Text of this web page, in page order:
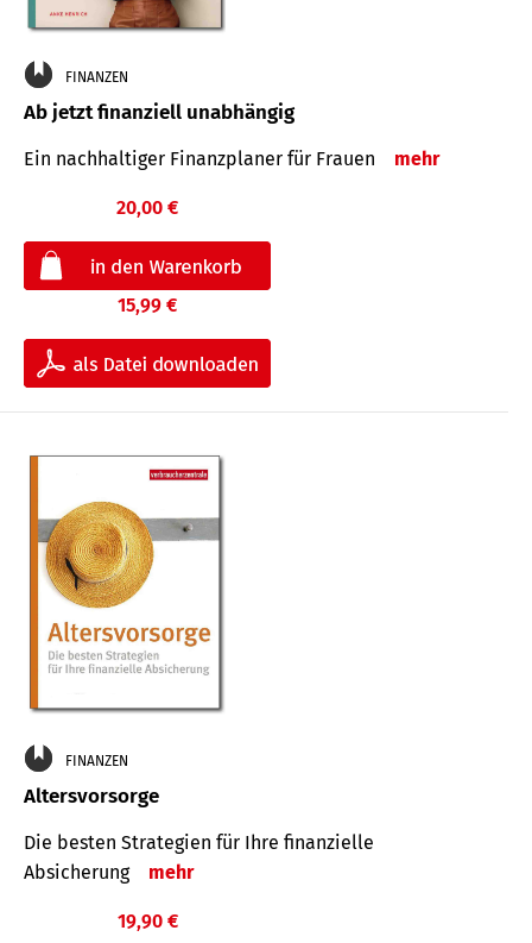
FINANZEN
Ab jetzt finanziell unabhängig
Ein nachhaltiger Finanzplaner für Frauen mehr
20,00 €
15,99 €
FINANZEN
Altersvorsorge
Die besten Strategien für Ihre finanzielle
Absicherung
mehr
19,90 €